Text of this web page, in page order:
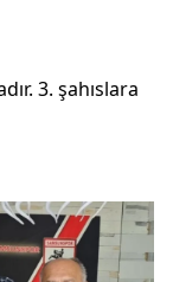
3. şahıslara